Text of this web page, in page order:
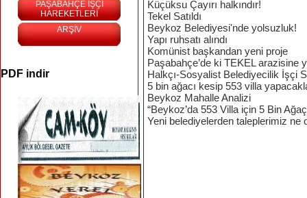
PAŞABAHÇE İŞÇİ
HAREKETLERİ
ARŞİV
PDF indir
Küçüksu Çayırı halkındır!
Tekel Satıldı
Beykoz Belediyesi'nde yolsuzluk!
Yapı ruhsatı alındı
Komünist başkandan yeni proje
Paşabahçe’de ki TEKEL arazisine
Halkçı-Sosyalist Belediyecilik İşçi
5 bin ağacı kesip 553 villa
Beykoz Mahalle Analizi
“Beykoz’da 553 Villa için 5 Bin
Yeni belediyelerden taleplerimiz ne